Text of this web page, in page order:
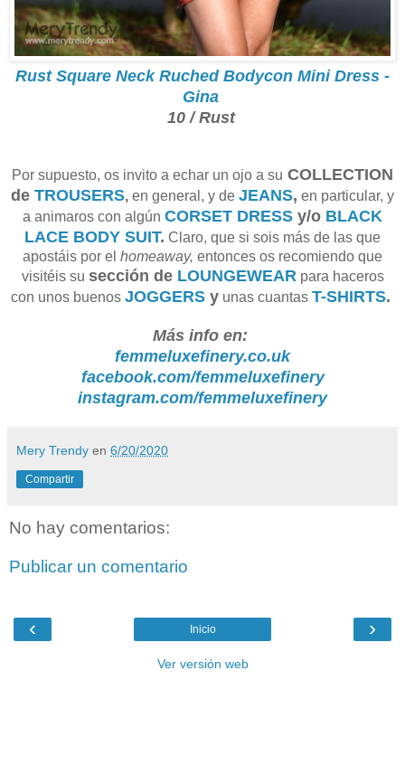
Rust Square Neck Ruched Bodycon Mini Dress -
Gina
10 / Rust
Por supuesto, os invito a echar un ojo a su COLLECTION
de TROUSERS, en general, y de JEANS, en particular, y
a animaros con algún CORSET DRESS y/o BLACK
LACE BODY SUIT. Claro, que si sois más de las que
apostáis por el homeaway, entonces os recomiendo que
visitéis su sección de LOUNGEWEAR para haceros
con unos buenos JOGGERS y unas cuantas T-SHIRTS.
Más info en:
femmeluxefinery.co.uk
facebook.com/femmeluxefinery
instagram.com/femmeluxefinery
Mery Trendy en 6/20/2020
Compartir
No hay comentarios:
Publicar un comentario
‹ ›
Inicio
Ver versión web